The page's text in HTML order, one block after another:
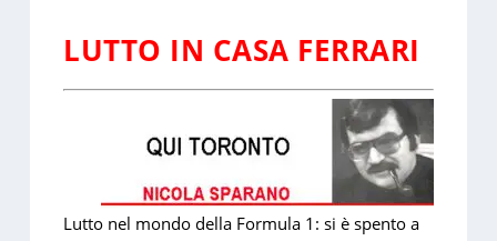
LUTTO IN CASA FERRARI
Lutto nel mondo della Formula 1: si è spento a